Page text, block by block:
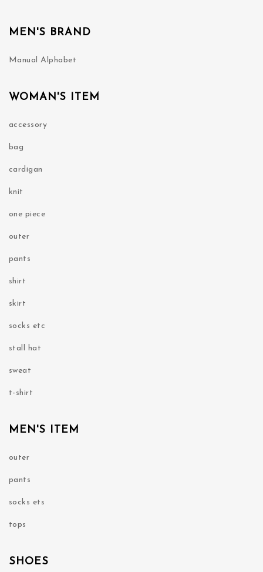
MEN'S BRAND
Manual Alphabet
WOMAN'S ITEM
accessory
bag
cardigan
knit
one piece
outer
pants
shirt
skirt
socks etc
stall hat
sweat
t-shirt
MEN'S ITEM
outer
pants
socks ets
tops
SHOES